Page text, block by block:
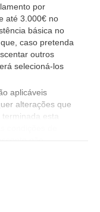
por
até 3.000€ no
básica no
caso pretenda
outros
selecioná-los
aplicáveis
alterações que
esta